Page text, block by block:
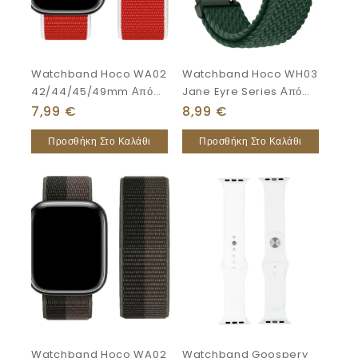
Watchband Hoco WA02
42/44/45/49mm Από
Nylon Για Apple Watch
Series
1/2/3/4/5/6/7/8/SE/Ultra
7,99 €
Προσθήκη Στο Καλάθι
Watchband Hoco WH03
Jane Eyre Series Από
Ultra-Thin Nylon Για
Samsung Huawei
Xiaomi Vivo Κα 20mm
8,99 €
Προσθήκη Στο Καλάθι
Watchband Hoco WA02
Watchband Goospery